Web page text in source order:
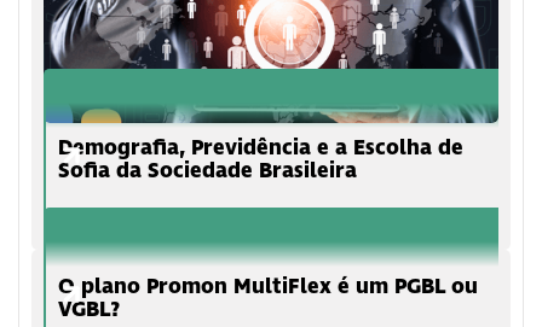
Demografia, Previdência e a Escolha de
Sofia da Sociedade Brasileira
O plano Promon MultiFlex é um PGBL ou
VGBL?